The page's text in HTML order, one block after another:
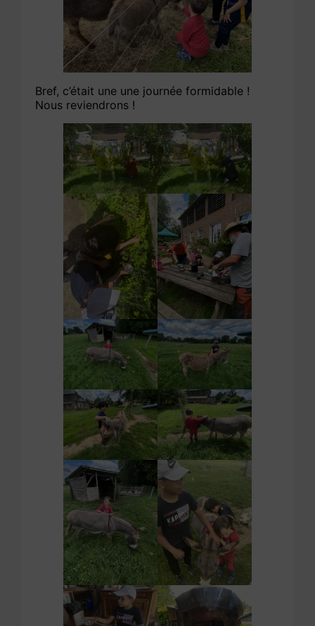
Bref, c’était une une journée formidable !
Nous reviendrons !